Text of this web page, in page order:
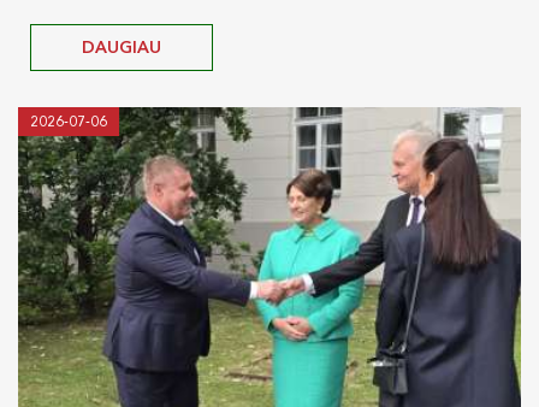
DAUGIAU
2026-07-06